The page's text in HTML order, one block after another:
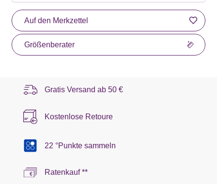
Auf den Merkzettel
Größenberater
Gratis Versand ab 50 €
Kostenlose Retoure
22 °Punkte sammeln
Ratenkauf **